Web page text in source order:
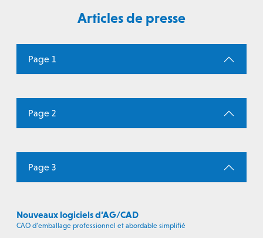
Articles de presse
Page 1
Page 2
Page 3
Nouveaux logiciels d’AG/CAD
CAO d’emballage professionnel et abordable simplifié